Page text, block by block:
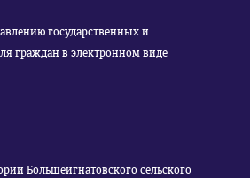
государственных и
граждан в электронном виде
Большеигнатовского сельского